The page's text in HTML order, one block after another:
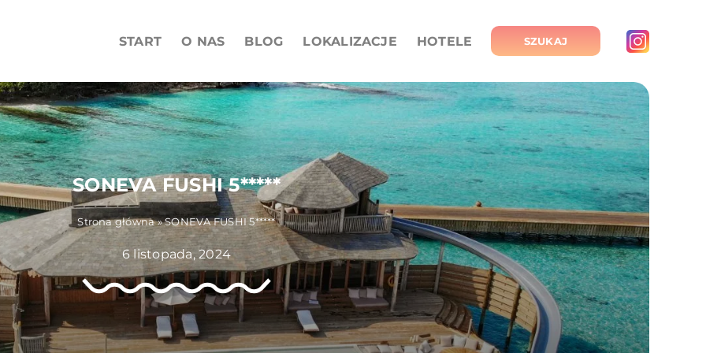
START O NAS BLOG LOKALIZACJE HOTELE SZUKAJ
SONEVA FUSHI 5*****
Strona główna»SONEVA FUSHI 5*****
6 listopada, 2024